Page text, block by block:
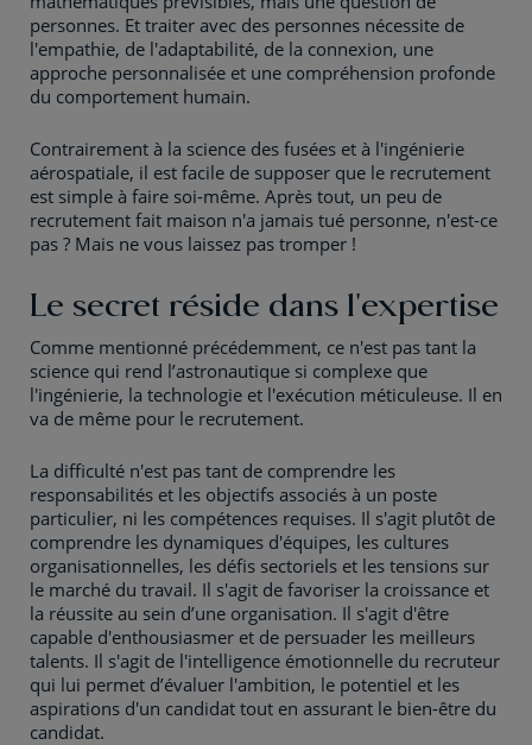
personnes. Et traiter avec des personnes nécessite de
l'empathie, de l'adaptabilité, de la connexion, une
approche personnalisée et une compréhension profonde
du comportement humain.
Contrairement à la science des fusées et à l'ingénierie
aérospatiale, il est facile de supposer que le recrutement
est simple à faire soi-même. Après tout, un peu de
recrutement fait maison n'a jamais tué personne, n'est-ce
pas ? Mais ne vous laissez pas tromper !
Le secret réside dans l'expertise
Comme mentionné précédemment, ce n'est pas tant la
science qui rend l’astronautique si complexe que
l'ingénierie, la technologie et l'exécution méticuleuse. Il en
va de même pour le recrutement.
La difficulté n'est pas tant de comprendre les
responsabilités et les objectifs associés à un poste
particulier, ni les compétences requises. Il s'agit plutôt de
comprendre les dynamiques d'équipes, les cultures
organisationnelles, les défis sectoriels et les tensions sur
le marché du travail. Il s'agit de favoriser la croissance et
la réussite au sein d’une organisation. Il s'agit d'être
capable d'enthousiasmer et de persuader les meilleurs
talents. Il s'agit de l'intelligence émotionnelle du recruteur
qui lui permet d’évaluer l'ambition, le potentiel et les
aspirations d'un candidat tout en assurant le bien-être du
candidat.